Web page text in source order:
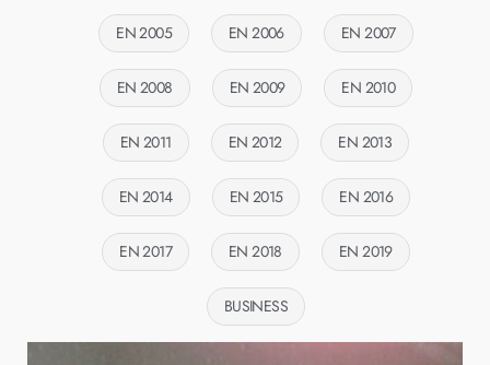
EN 2005 EN 2006 EN 2007
EN 2008 EN 2009 EN 2010
EN 2011 EN 2012 EN 2013
EN 2014 EN 2015 EN 2016
EN 2017 EN 2018 EN 2019
BUSINESS